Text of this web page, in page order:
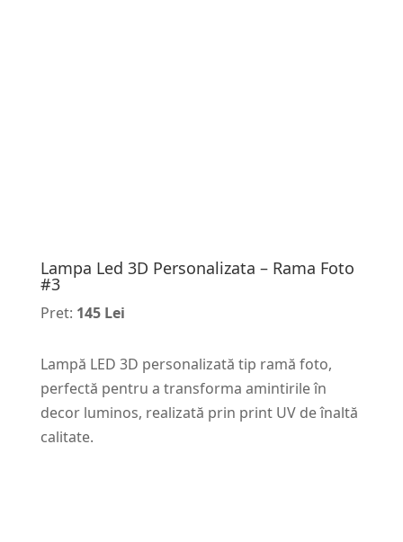
Lampa Led 3D Personalizata – Rama Foto
#3
Pret: 145 Lei
Lampă LED 3D personalizată tip ramă foto,
perfectă pentru a transforma amintirile în
decor luminos, realizată prin print UV de înaltă
calitate.